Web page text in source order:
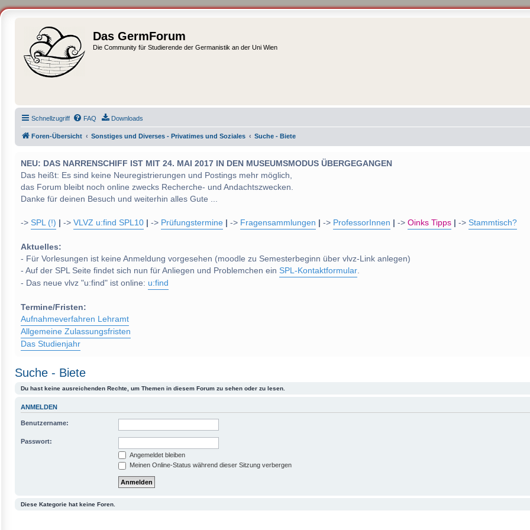
Das GermForum
Die Community für Studierende der Germanistik an der Uni Wien
Schnellzugriff FAQ Downloads
Foren-Übersicht Sonstiges und Diverses - Privatimes und Soziales Suche - Biete
NEU: DAS NARRENSCHIFF IST MIT 24. MAI 2017 IN DEN MUSEUMSMODUS ÜBERGEGANGEN
Das heißt: Es sind keine Neuregistrierungen und Postings mehr möglich,
das Forum bleibt noch online zwecks Recherche- und Andachtszwecken.
Danke für deinen Besuch und weiterhin alles Gute ...
-> SPL (!) -> VLVZ u:find SPL10 -> Prüfungstermine -> Fragensammlungen -> ProfessorInnen -> Oinks Tipps -> Stammtisch?
Aktuelles:
- Für Vorlesungen ist keine Anmeldung vorgesehen (moodle zu Semesterbeginn über vlvz-Link anlegen)
- Auf der SPL Seite findet sich nun für Anliegen und Problemchen ein SPL-Kontaktformular.
- Das neue vlvz "u:find" ist online: u:find
Termine/Fristen:
Aufnahmeverfahren Lehramt
Allgemeine Zulassungsfristen
Das Studienjahr
Suche - Biete
Du hast keine ausreichenden Rechte, um Themen in diesem Forum zu sehen oder zu lesen.
ANMELDEN
Benutzername:
Passwort:
Angemeldet bleiben
Meinen Online-Status während dieser Sitzung verbergen
Diese Kategorie hat keine Foren.